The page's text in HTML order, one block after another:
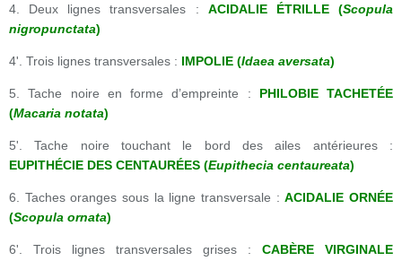
4. Deux lignes transversales : ACIDALIE ÉTRILLE (Scopula
nigropunctata)
4'. Trois lignes transversales : IMPOLIE (Idaea aversata)
5. Tache noire en forme d’empreinte : PHILOBIE TACHETÉE
(Macaria notata)
5'. Tache noire touchant le bord des ailes antérieures :
EUPITHÉCIE DES CENTAURÉES (Eupithecia centaureata)
6. Taches oranges sous la ligne transversale :ACIDALIE ORNÉE
(Scopula ornata)
6'. Trois lignes transversales grises : CABÈRE VIRGINALE